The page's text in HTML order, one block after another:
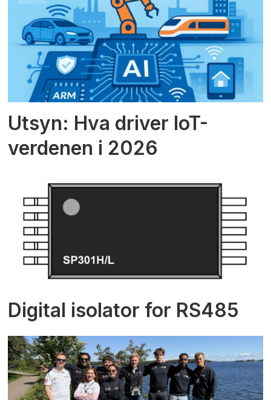
Utsyn: Hva driver IoT-
verdenen i 2026
Digital isolator for RS485